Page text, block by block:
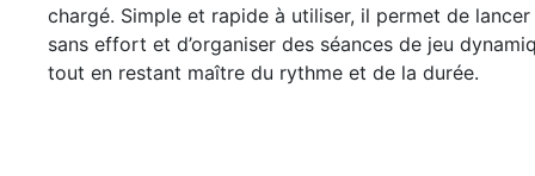
chargé. Simple et rapide à utiliser, il permet de
sans effort et d’organiser des séances de jeu
tout en restant maître du rythme et de la durée.